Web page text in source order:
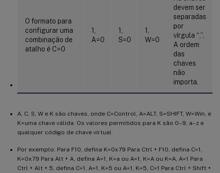
O formato para
configurar uma
combinação de
atalho é C=0
1,
A=0
1,
S=0
1,
W=0
devem ser
separadas
por
vírgula “,”.
A ordem
das
chaves
não
importa.
A, C, S, W e K são chaves, onde C=Control, A=ALT, S=SHIFT, W=Win, e
K=uma chave válida. Os valores permitidos para K são 0–9, a–z e
qualquer código de chave virtual.
Por exemplo: Para F10, defina K=0x79 Para Ctrl + F10, defina C=1,
K=0x79 Para Alt + A, defina A=1, K=a ou A=1, K=A ou K=A, A=1 Para
Ctrl + Alt + 5, defina C=1, A=1, K=5 ou A=1, K=5, C=1 Para Ctrl + Shift +